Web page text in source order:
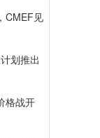
CMEF见
划推出
格战开